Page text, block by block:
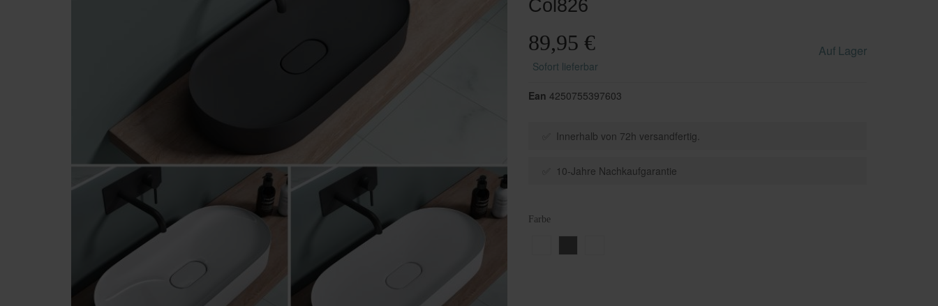
Duschen in U-Form
Schwarze Duschen
Einbauwaschbecken
Col826
89,95 €
Sofort lieferbar
Auf Lager
Ean 4250755397603
✅ Innerhalb von 72h versandfertig.
✅ 10-Jahre Nachkaufgarantie
Farbe